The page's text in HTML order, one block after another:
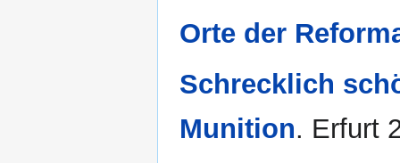
Orte der
Schrecklich
Munition. Erfurt